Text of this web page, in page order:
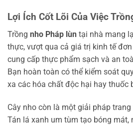
Lợi Ích Cốt Lõi Của Việc
Trồng nho Pháp lùn tại nhà mang
thực, vượt qua cả giá trị kinh tế
cung cấp thực phẩm sạch và an
Bạn hoàn toàn có thể kiểm soát
xa các hóa chất độc hại hay thuốc
Cây nho còn là một giải pháp
Tán lá xanh um tùm tạo bóng mát,